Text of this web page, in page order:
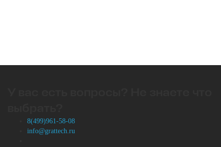
8(499)961-58-08
info@grattech.ru